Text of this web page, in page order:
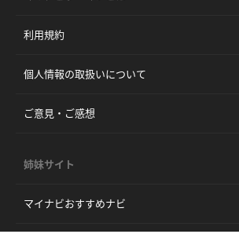
利用規約
個人情報の取扱いについて
ご意見・ご感想
姉妹サイト
マイナビおすすめナビ